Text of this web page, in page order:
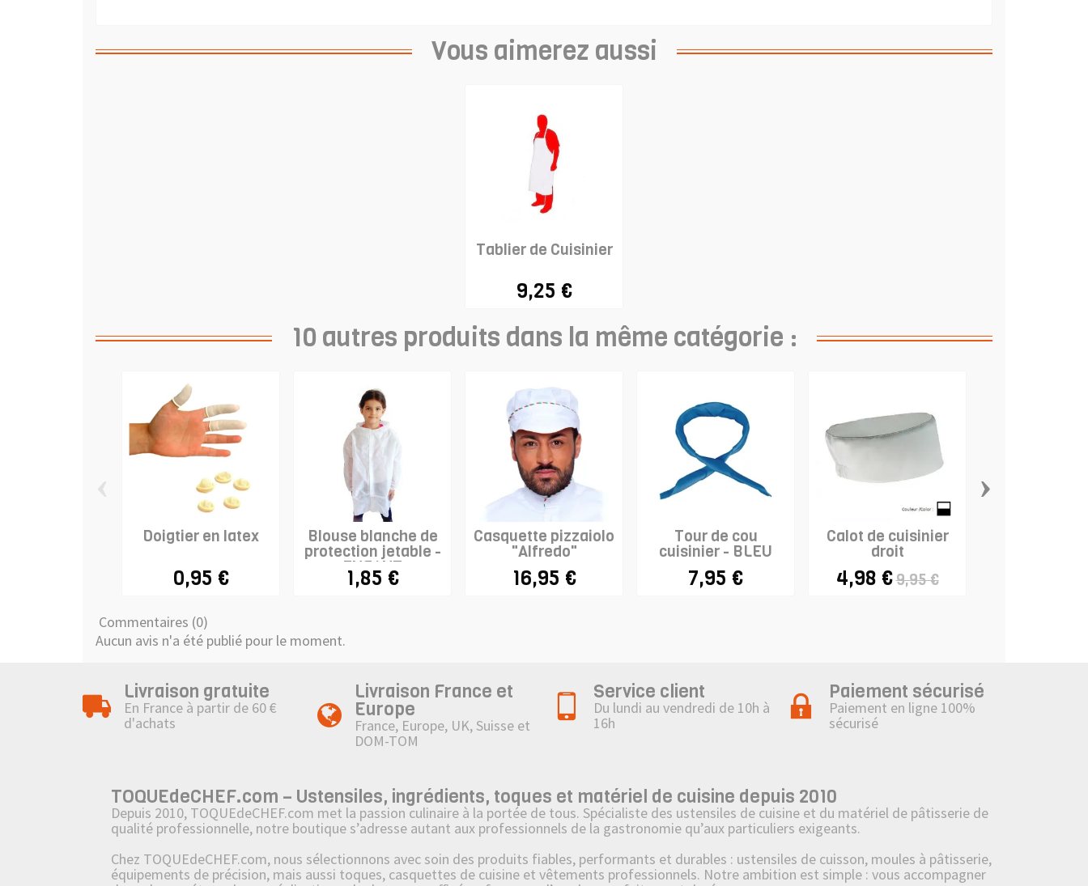
Vous aimerez aussi
Tablier de Cuisinier
9,25 €
10 autres produits dans la même catégorie :
Doigtier en latex
0,95 €
Blouse blanche de
protection jetable -
ENFANT
1,85 €
Casquette pizzaiolo
"Alfredo"
16,95 €
Tour de cou
cuisinier - BLEU
7,95 €
Calot de cuisinier
droit
4,98 €9,95 €
›
Commentaires (0)
Aucun avis n'a été publié pour le moment.
Livraison gratuite
En France à partir de 60 €
d'achats
Livraison France et
Europe
France, Europe, UK, Suisse et
DOM-TOM
Service client
Du lundi au vendredi de 10h à
16h
Paiement sécurisé
Paiement en ligne 100%
sécurisé
TOQUEdeCHEF.com – Ustensiles, ingrédients, toques et matériel de cuisine depuis 2010
Depuis 2010, TOQUEdeCHEF.com met la passion culinaire à la portée de tous. Spécialiste des ustensiles de cuisine et du matériel de pâtisserie de
qualité professionnelle, notre boutique s’adresse autant aux professionnels de la gastronomie qu’aux particuliers exigeants.
Chez TOQUEdeCHEF.com, nous sélectionnons avec soin des produits fiables, performants et durables : ustensiles de cuisson, moules à pâtisserie,
équipements de précision, mais aussi toques, casquettes de cuisine et vêtements professionnels. Notre ambition est simple : vous accompagner